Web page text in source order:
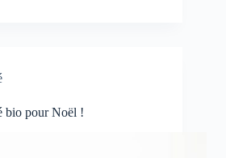
bio pour Noël !